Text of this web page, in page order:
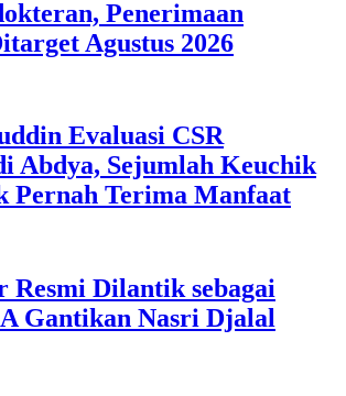
Penerimaan
Agustus 2026
Evaluasi CSR
Abdya, Sejumlah Keuchik
Pernah Terima Manfaat
Dilantik sebagai
Gantikan Nasri Djalal